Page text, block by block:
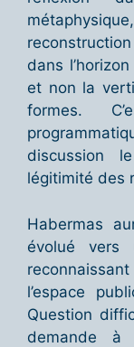
dans
et non la
formes.
discussion
légitimité des
Habermas
évolué vers
l’espace
Question
demande à